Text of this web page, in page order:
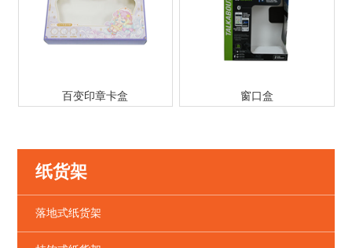
百变印章卡盒 窗口盒
纸货架
落地式纸货架